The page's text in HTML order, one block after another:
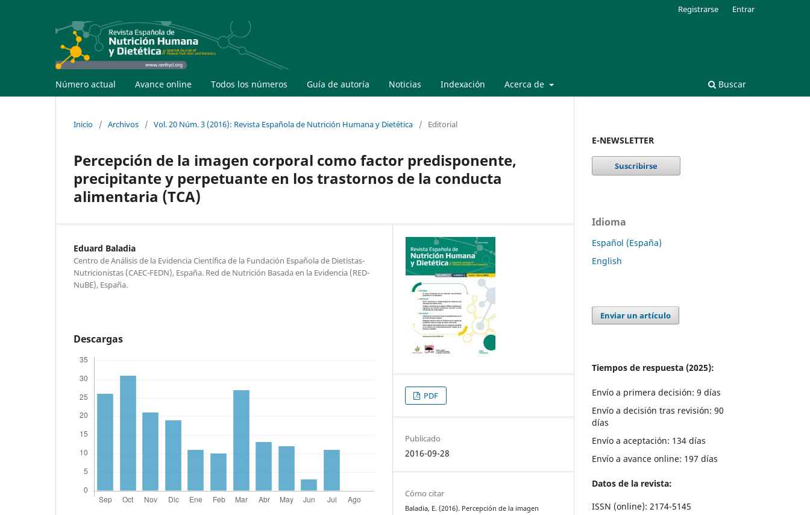
Número actual Avance online Todos los números Guía de autoría Noticias Indexación Acerca de Buscar
Registrarse Entrar
Inicio / Archivos / Vol. 20 Núm. 3 (2016): Revista Española de Nutrición Humana y Dietética / Editorial
Percepción de la imagen corporal como factor predisponente,
precipitante y perpetuante en los trastornos de la conducta
alimentaria (TCA)
Eduard Baladia
Centro de Análisis de la Evidencia Científica de la Fundación Española de Dietistas-
Nutricionistas (CAEC-FEDN), España. Red de Nutrición Basada en la Evidencia (RED-
NuBE), España.
Descargas
PDF
Publicado
2016-09-28
Cómo citar
Baladia, E. (2016). Percepción de la imagen
E-NEWSLETTER
Idioma
Español (España)
English
Enviar un artículo
Tiempos de respuesta (2025):
Envío a primera decisión: 9 días
Envío a decisión tras revisión: 90
días
Envío a aceptación: 134 días
Envío a avance online: 197 días
Datos de la revista:
ISSN (online): 2174-5145